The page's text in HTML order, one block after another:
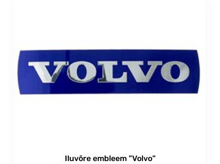
Iluvõre embleem ”Volvo”